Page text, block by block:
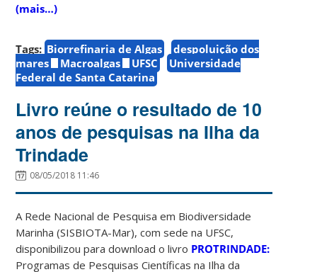
(mais…)
Tags: Biorrefinaria de Algas
despoluição dos
mares
Macroalgas UFSC
Universidade
Federal de Santa Catarina
Livro reúne o resultado de 10
anos de pesquisas na Ilha da
Trindade
08/05/2018 11:46
A Rede Nacional de Pesquisa em Biodiversidade
Marinha (SISBIOTA-Mar), com sede na UFSC,
disponibilizou para download o livro PROTRINDADE:
Programas de Pesquisas Científicas na Ilha da